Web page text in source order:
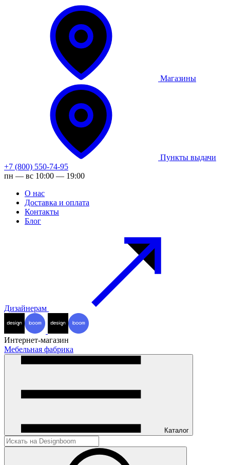
Магазины
Пункты выдачи
+7 (800) 550-74-95
пн — вс 10:00 — 19:00
О нас
Доставка и оплата
Контакты
Блог
Дизайнерам
Интернет-магазин
Мебельная фабрика
Каталог